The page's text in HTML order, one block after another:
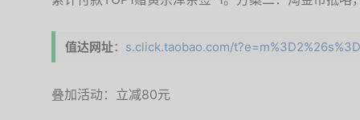
值达网址： s.click.taobao.com/
叠加活动：立减80元